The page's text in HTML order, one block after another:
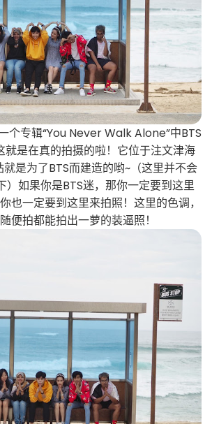
个专辑“You Never Walk Alone”中BTS
就是在真的拍摄的啦！它位于注文津海
是为了BTS而建造的哟~（这里并不会
）如果你是BTS迷，那你一定要到这里
也一定要到这里来拍照！这里的色调，
便拍都能拍出一萝的装逼照！